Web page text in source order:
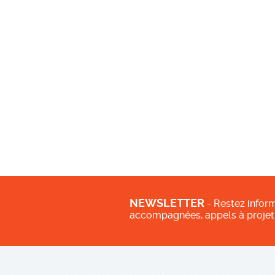
NEWSLETTER - Restez
accompagnées, appels à